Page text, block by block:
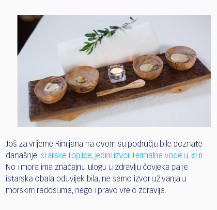
Još za vrijeme Rimljana na ovom su području bile poznate
današnje Istarske toplice, jedini izvor termalne vode u Istri.
No i more ima značajnu ulogu u zdravlju čovjeka pa je
istarska obala oduvijek bila, ne samo izvor uživanja u
morskim radostima, nego i pravo vrelo zdravlja.